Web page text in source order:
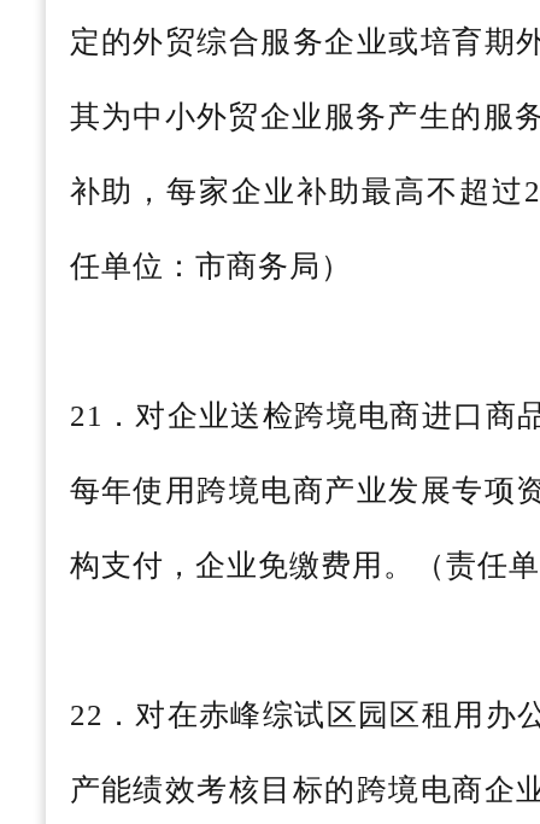
定的外贸综合服务企业或培育期
其为中小外贸企业服务产生的服
补助，每家企业补助最高不超过
任单位：市商务局）
21．对企业送检跨境电商进口商
每年使用跨境电商产业发展专项
构支付，企业免缴费用。（责任
22．对在赤峰综试区园区租用办
产能绩效考核目标的跨境电商企